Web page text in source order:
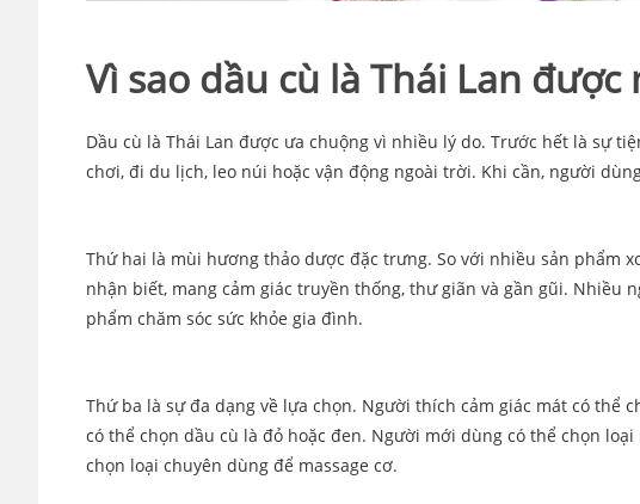
Vì sao dầu cù là Thái Lan
Dầu cù là Thái Lan được ưa chuộng vì nhiều lý do. Trước hết là sự
chơi, đi du lịch, leo núi hoặc vận động ngoài trời. Khi cần, người
Thứ hai là mùi hương thảo dược đặc trưng. So với nhiều sản phẩm
nhận biết, mang cảm giác truyền thống, thư giãn và gần gũi. Nhiều
phẩm chăm sóc sức khỏe gia đình.
Thứ ba là sự đa dạng về lựa chọn. Người thích cảm giác mát có thể
có thể chọn dầu cù là đỏ hoặc đen. Người mới dùng có thể chọn
chọn loại chuyên dùng để massage cơ.